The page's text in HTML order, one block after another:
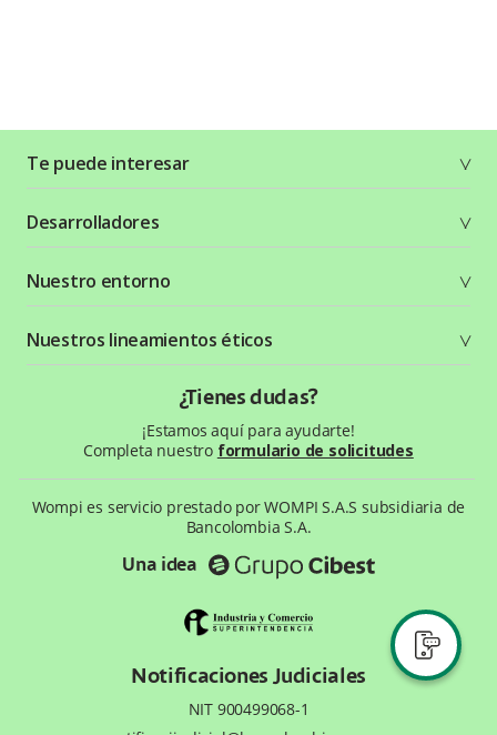
Te puede interesar
Planes y tarifas
Crea tu cuenta
Seguridad
Términos y condiciones
Política de privacidad
Desarrolladores
Recursos gráficos
Status Page
Nuestro entorno
¿Qué es Wompi?
Wiki Wompi
Preguntas frecuentes
Nuestros lineamientos éticos
¿Tienes dudas?
¡Estamos aquí para ayudarte!
Completa nuestro formulario de solicitudes
Wompi es servicio prestado por WOMPI S.A.S subsidiaria de
Bancolombia S.A.
Una idea
Notificaciones Judiciales
NIT 900499068-1